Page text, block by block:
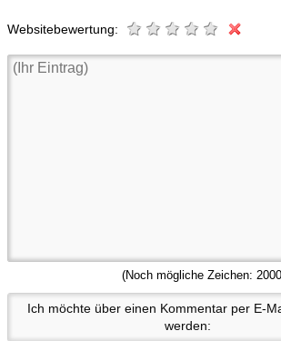
Websitebewertung:
(Noch mögliche Zeichen: 2000
Ich möchte über einen Kommentar per E-
werden: